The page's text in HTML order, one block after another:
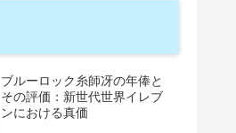
ブルーロック糸師冴の年俸と
その評価：新世代世界イレブ
ンにおける真価